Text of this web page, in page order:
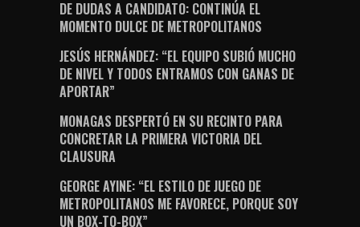
DE DUDAS A CANDIDATO: CONTINÚA EL
MOMENTO DULCE DE METROPOLITANOS
JESÚS HERNÁNDEZ: “EL EQUIPO SUBIÓ MUCHO
DE NIVEL Y TODOS ENTRAMOS CON GANAS DE
APORTAR”
MONAGAS DESPERTÓ EN SU RECINTO PARA
CONCRETAR LA PRIMERA VICTORIA DEL
CLAUSURA
GEORGE AYINE: “EL ESTILO DE JUEGO DE
METROPOLITANOS ME FAVORECE, PORQUE SOY
UN BOX-TO-BOX”